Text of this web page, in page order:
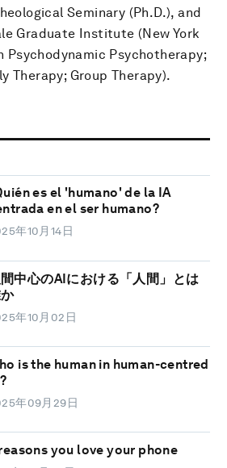
Seminary (Ph.D.), and
Graduate Institute (New York
Psychotherapy;
Therapy; Group Therapy).
es el 'humano' de la IA
en el ser humano?
年10月14日
間中心のAIにおける「人間」とは
年10月02日
is the human in human-centred
年09月29日
you love your phone